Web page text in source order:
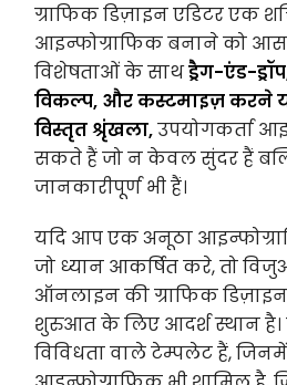
ग्राफिक डिज़ाइन एडिटर एक
आइन्फोग्राफिक बनाने को
विशेषताओं के साथड्रैग-एंड-
विकल्प, और कस्टमाइज़ करने
विस्तृत श्रृंखला,उपयोगकर्ता
सकते हैं जो न केवल सुंदर हैं
जानकारीपूर्ण भी हैं।
यदि आप एक अनूठा
जो ध्यान आकर्षित करे, तो
ऑनलाइन की ग्राफिक
शुरुआत के लिए आदर्श स्थान
विविधता वाले टेम्पलेट हैं,